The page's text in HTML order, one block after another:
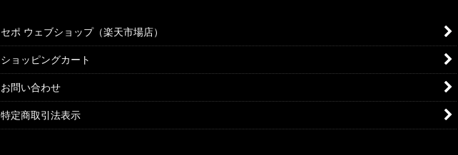
セポ ウェブショップ（楽天市場店）
ショッピングカート
お問い合わせ
特定商取引法表示